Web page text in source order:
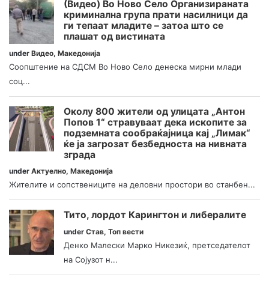
(Видео) Во Ново Село Организираната
криминална група прати насилници да
ги тепаат младите – затоа што се
плашат од вистината
under Видео, Македонија
Соопштение на СДСМ Во Ново Село денеска мирни млади
соц...
Околу 800 жители од улицата „Антон
Попов 1“ стравуваат дека ископите за
подземната сообраќајница кај „Лимак“
ќе ја загрозат безбедноста на нивната
зграда
under Актуелно, Македонија
Жителите и сопствениците на деловни простори во станбен...
Тито, лордот Карингтон и либералите
under Став, Топ вести
Денко Малески Марко Никезиќ, претседателот
на Сојузот н...